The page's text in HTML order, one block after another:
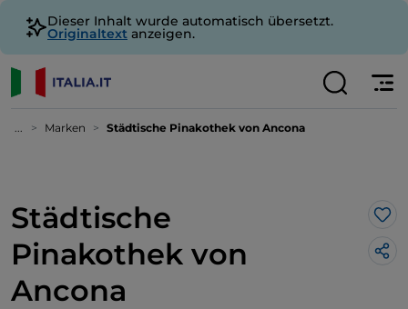
Dieser Inhalt wurde automatisch übersetzt.
Originaltext anzeigen.
... Marken Städtische Pinakothek von Ancona
Städtische
Pinakothek von
Ancona